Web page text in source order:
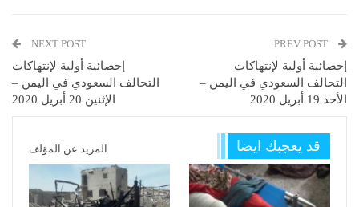
إحصائية أولية لإنتهاكات
التحالف السعودي في اليمن –
الأحد 19 أبريل 2020
NEXT POST
إحصائية أولية لإنتهاكات
التحالف السعودي في اليمن –
الإثنين 20 أبريل 2020
قد يعجبك ايضا المزيد عن المؤلف